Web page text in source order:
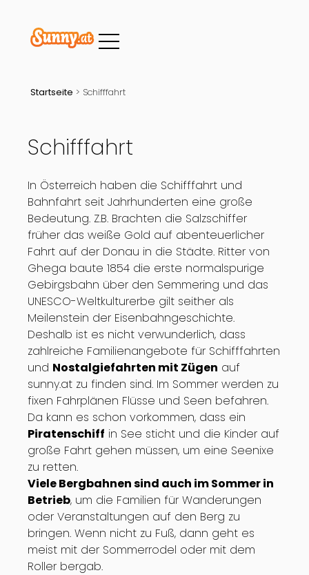
Startseite > Schifffahrt
Schifffahrt
In Österreich haben die Schifffahrt und
Bahnfahrt seit Jahrhunderten eine große
Bedeutung. Z.B. Brachten die Salzschiffer
früher das weiße Gold auf abenteuerlicher
Fahrt auf der Donau in die Städte. Ritter von
Ghega baute 1854 die erste normalspurige
Gebirgsbahn über den Semmering und das
UNESCO-Weltkulturerbe gilt seither als
Meilenstein der Eisenbahngeschichte.
Deshalb ist es nicht verwunderlich, dass
zahlreiche Familienangebote für Schifffahrten
und Nostalgiefahrten mit Zügen auf
sunny.at zu finden sind. Im Sommer werden zu
fixen Fahrplänen Flüsse und Seen befahren.
Da kann es schon vorkommen, dass ein
Piratenschiff in See sticht und die Kinder auf
große Fahrt gehen müssen, um eine Seenixe
zu retten.
Viele Bergbahnen sind auch im Sommer in
Betrieb, um die Familien für Wanderungen
oder Veranstaltungen auf den Berg zu
bringen. Wenn nicht zu Fuß, dann geht es
meist mit der Sommerrodel oder mit dem
Roller bergab.